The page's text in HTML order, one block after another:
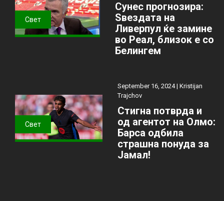
Свет
Сунес прогнозира:
Ѕвездата на
Ливерпул ќе замине
во Реал, близок е со
Белингем
Свет
September 16, 2024 | Kristijan
Trajchov
Стигна потврда и
од агентот на Олмо:
Барса одбила
страшна понуда за
Јамал!